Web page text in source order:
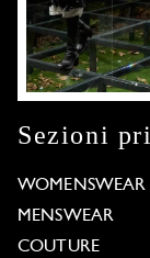
Sezioni
WOMENSWEAR
MENSWEAR
COUTURE